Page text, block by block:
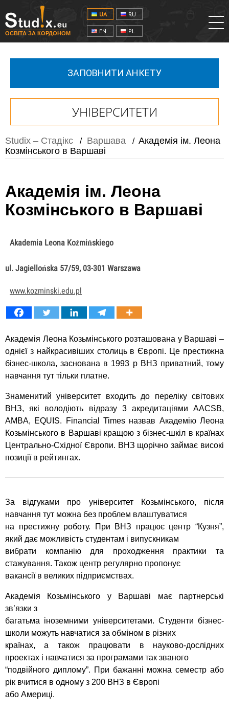
ОСВІТА ЗА КОРДОНОМ
UA RU
EN PL
ЗАПОВНИТИ АНКЕТУ
УНІВЕРСИТЕТИ
Studix – Стадікс / Варшава / Академія ім. Леона
Козмінського в Варшаві
Академія ім. Леона
Козмінського в Варшаві
Akademia Leona Koźmińskiego
ul. Jagiellońska 57/59, 03-301 Warszawa
www.kozminski.edu.pl
Академія Леона Козьмінського розташована у Варшаві –
однієї з найкрасивіших столиць в Європі. Це престижна
бізнес-школа, заснована в 1993 р ВНЗ приватний, тому
навчання тут тільки платне.
Знаменитий університет входить до переліку світових
ВНЗ, які володіють відразу 3 акредитаціями AACSB,
AMBA, EQUIS. Financial Times назвав Академію Леона
Козьмінського в Варшаві кращою з бізнес-шкіл в країнах
Центрально-Східної Європи. ВНЗ щорічно займає високі
позиції в рейтингах.
За відгуками про університет Козьмінського, після
навчання тут можна без проблем влаштуватися
на престижну роботу. При ВНЗ працює центр “Кузня”,
який дає можливість студентам і випускникам
вибрати компанію для проходження практики та
стажування. Також центр регулярно пропонує
вакансії в великих підприємствах.
Академія Козьмінського у Варшаві має партнерські
зв’язки з
багатьма іноземними університетами. Студенти бізнес-
школи можуть навчатися за обміном в різних
країнах, а також працювати в науково-дослідних
проектах і навчатися за програмами так званого
“подвійного диплому”. При бажанні можна семестр або
рік вчитися в одному з 200 ВНЗ в Європі
або Америці.